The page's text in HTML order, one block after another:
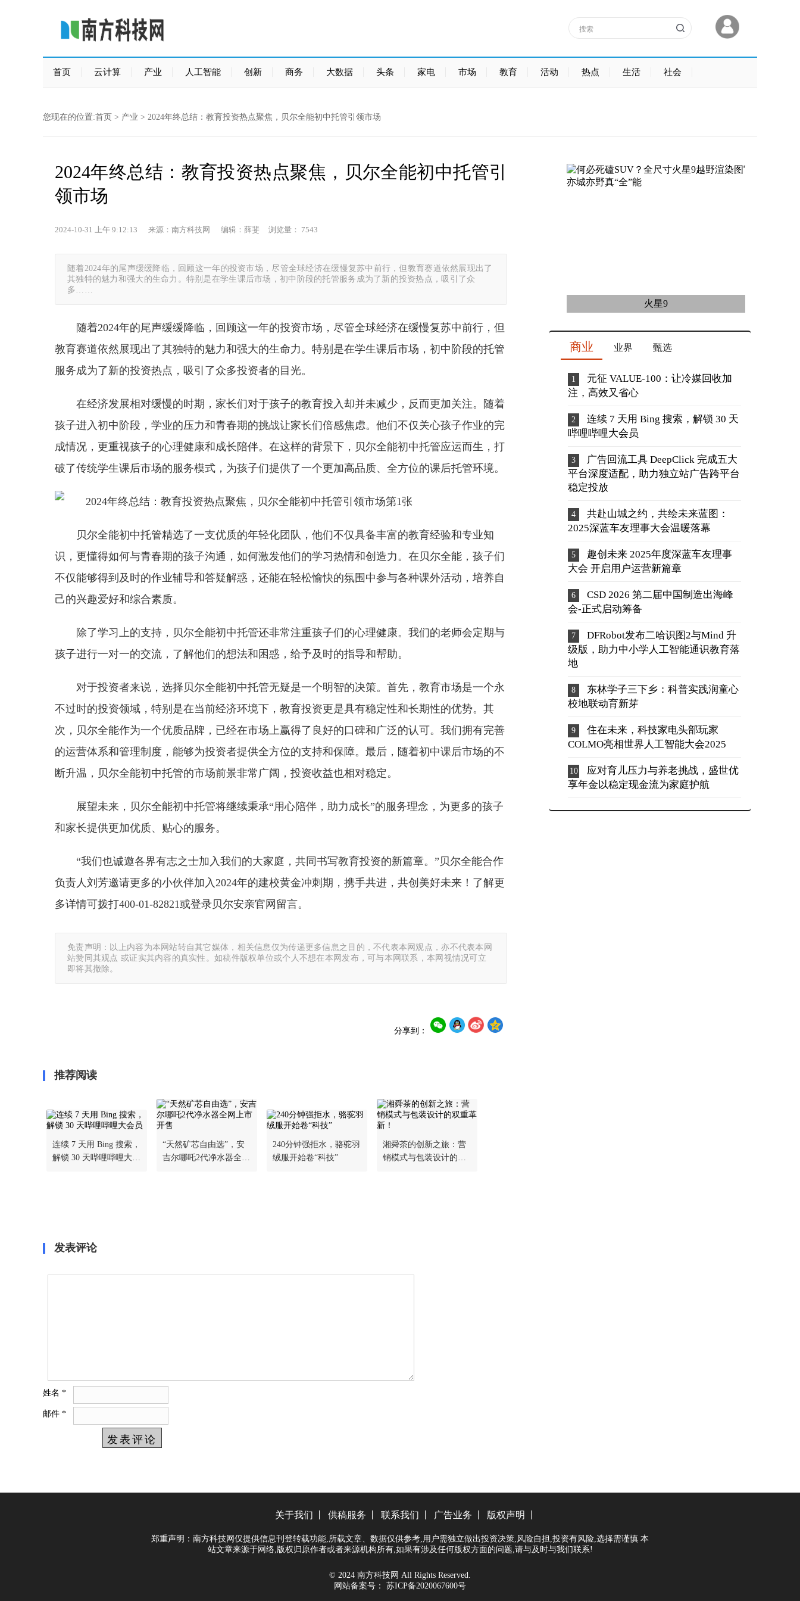
首页 云计算 产业 人工智能 创新 商务 大数据 头条 家电 市场 教育 活动 热点 生活 社会
您现在的位置:首页 > 产业 > 2024年终总结：教育投资热点聚焦，贝尔全能初中托管引领市场
2024年终总结：教育投资热点聚焦，贝尔全能初中托管引
领市场
2024-10-31 上午 9:12:13 来源：南方科技网 编辑：薛斐 浏览量： 7543
随着2024年的尾声缓缓降临，回顾这一年的投资市场，尽管全球经济在缓慢复苏中前行，但教育赛道依然展现出了
其独特的魅力和强大的生命力。特别是在学生课后市场，初中阶段的托管服务成为了新的投资热点，吸引了众
多……
随着2024年的尾声缓缓降临，回顾这一年的投资市场，尽管全球经济在缓慢复苏中前行，但
教育赛道依然展现出了其独特的魅力和强大的生命力。特别是在学生课后市场，初中阶段的托管
服务成为了新的投资热点，吸引了众多投资者的目光。
在经济发展相对缓慢的时期，家长们对于孩子的教育投入却并未减少，反而更加关注。随着
孩子进入初中阶段，学业的压力和青春期的挑战让家长们倍感焦虑。他们不仅关心孩子作业的完
成情况，更重视孩子的心理健康和成长陪伴。在这样的背景下，贝尔全能初中托管应运而生，打
破了传统学生课后市场的服务模式，为孩子们提供了一个更加高品质、全方位的课后托管环境。
贝尔全能初中托管精选了一支优质的年轻化团队，他们不仅具备丰富的教育经验和专业知
识，更懂得如何与青春期的孩子沟通，如何激发他们的学习热情和创造力。在贝尔全能，孩子们
不仅能够得到及时的作业辅导和答疑解惑，还能在轻松愉快的氛围中参与各种课外活动，培养自
己的兴趣爱好和综合素质。
除了学习上的支持，贝尔全能初中托管还非常注重孩子们的心理健康。我们的老师会定期与
孩子进行一对一的交流，了解他们的想法和困惑，给予及时的指导和帮助。
对于投资者来说，选择贝尔全能初中托管无疑是一个明智的决策。首先，教育市场是一个永
不过时的投资领域，特别是在当前经济环境下，教育投资更是具有稳定性和长期性的优势。其
次，贝尔全能作为一个优质品牌，已经在市场上赢得了良好的口碑和广泛的认可。我们拥有完善
的运营体系和管理制度，能够为投资者提供全方位的支持和保障。最后，随着初中课后市场的不
断升温，贝尔全能初中托管的市场前景非常广阔，投资收益也相对稳定。
展望未来，贝尔全能初中托管将继续秉承“用心陪伴，助力成长”的服务理念，为更多的孩子
和家长提供更加优质、贴心的服务。
“我们也诚邀各界有志之士加入我们的大家庭，共同书写教育投资的新篇章。”贝尔全能合作
负责人刘芳邀请更多的小伙伴加入2024年的建校黄金冲刺期，携手共进，共创美好未来！了解更
多详情可拨打400-01-82821或登录贝尔安亲官网留言。
免责声明：以上内容为本网站转自其它媒体，相关信息仅为传递更多信息之目的，不代表本网观点，亦不代表本网
站赞同其观点 或证实其内容的真实性。如稿件版权单位或个人不想在本网发布，可与本网联系，本网视情况可立
即将其撤除。
分享到：
推荐阅读
连续 7 天用 Bing 搜索，
解锁 30 天哔哩哔哩大会
“天然矿芯自由选”，安
吉尔哪吒2代净水器全网
240分钟强拒水，骆驼羽
绒服开始卷“科技”
湘舜茶的创新之旅：营
销模式与包装设计的双
发表评论
姓名 *
邮件 *
火星9
商业 业界 甄选
元征 VALUE-100：让冷媒回收加
注，高效又省心
连续 7 天用 Bing 搜索，解锁 30 天
哔哩哔哩大会员
广告回流工具 DeepClick 完成五大
平台深度适配，助力独立站广告跨平台
稳定投放
共赴山城之约，共绘未来蓝图：
2025深蓝车友理事大会温暖落幕
趣创未来 2025年度深蓝车友理事
大会 开启用户运营新篇章
CSD 2026 第二届中国制造出海峰
会-正式启动筹备
DFRobot发布二哈识图2与Mind 升
级版，助力中小学人工智能通识教育落
地
东林学子三下乡：科普实践润童心
校地联动育新芽
住在未来，科技家电头部玩家
COLMO亮相世界人工智能大会2025
应对育儿压力与养老挑战，盛世优
享年金以稳定现金流为家庭护航
关于我们 供稿服务 联系我们 广告业务 版权声明
郑重声明：南方科技网仅提供信息刊登转载功能,所载文章、数据仅供参考,用户需独立做出投资决策,风险自担,投资有风险,选择需谨慎 本
站文章来源于网络,版权归原作者或者来源机构所有,如果有涉及任何版权方面的问题,请与及时与我们联系!
© 2024 南方科技网 All Rights Reserved.
网站备案号：
苏ICP备2020067600号